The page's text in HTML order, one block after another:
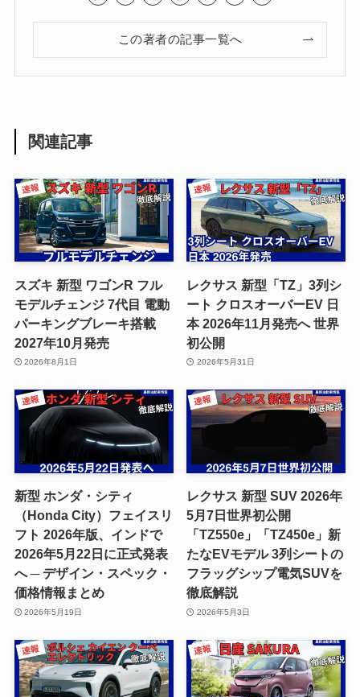
この著者の記事一覧へ
関連記事
スズキ 新型 ワゴンR フル
モデルチェンジ 7代目 電動
パーキングブレーキ搭載
2027年10月発売
2026年8月1日
レクサス 新型「TZ」3列シ
ート クロスオーバーEV 日
本 2026年11月発売へ 世界
初公開
2026年5月31日
新型 ホンダ・シティ
（Honda City）フェイスリ
フト 2026年版、インドで
2026年5月22日に正式発表
へ ─ デザイン・スペック・
価格情報まとめ
2026年5月19日
レクサス 新型 SUV 2026年
5月7日世界初公開
「TZ550e」「TZ450e」新
たなEVモデル 3列シートの
フラッグシップ電気SUVを
徹底解説
2026年5月3日